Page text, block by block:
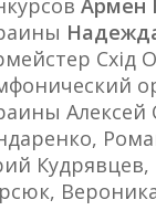
Армен
Схід
Алексей
Кудрявцев,